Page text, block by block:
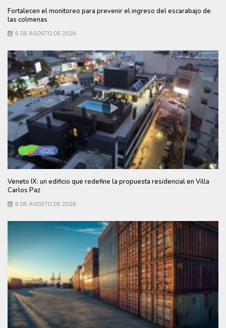
Fortalecen el monitoreo para prevenir el ingreso del escarabajo de
las colmenas
6 DE AGOSTO DE 2026
Veneto IX: un edificio que redefine la propuesta residencial en Villa
Carlos Paz
6 DE AGOSTO DE 2026